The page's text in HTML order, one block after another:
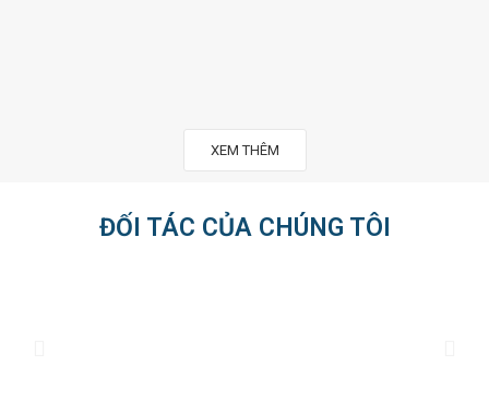
XEM THÊM
ĐỐI TÁC CỦA CHÚNG TÔI